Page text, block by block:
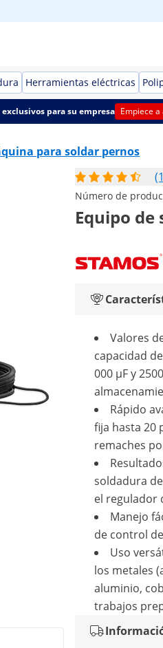
Herramientas eléctricas
exclusivos para su empresa Empiece
para soldar pernos
Número de
Equipo de
Valores
capacidad
000 µF y
Rápido
fija hasta 20
remaches
soldadura
el regulador
Manejo
de control
Uso
los metales
aluminio,
trabajos